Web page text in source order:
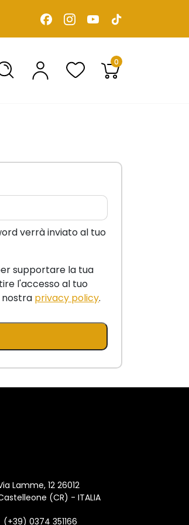
0
verrà inviato al tuo
supportare la tua
l'accesso al tuo
privacy policy.
Lamme, 12 26012
(CR) - ITALIA
(+39) 0374 351166